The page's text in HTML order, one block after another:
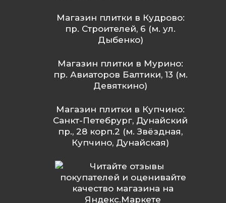
Магазин плитки в Кудрово:
пр. Строителей, 6 (м. ул.
Дыбенко)
Магазин плитки в Мурино:
пр. Авиаторов Балтики, 13 (м.
Девяткино)
Магазин плитки в Купчино:
Санкт-Петебрург, Дунайский
пр., 28 корп.2 (м. Звёздная,
Купчино, Дунайская)